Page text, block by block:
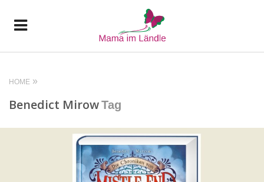
HOME
Benedict MirowTag